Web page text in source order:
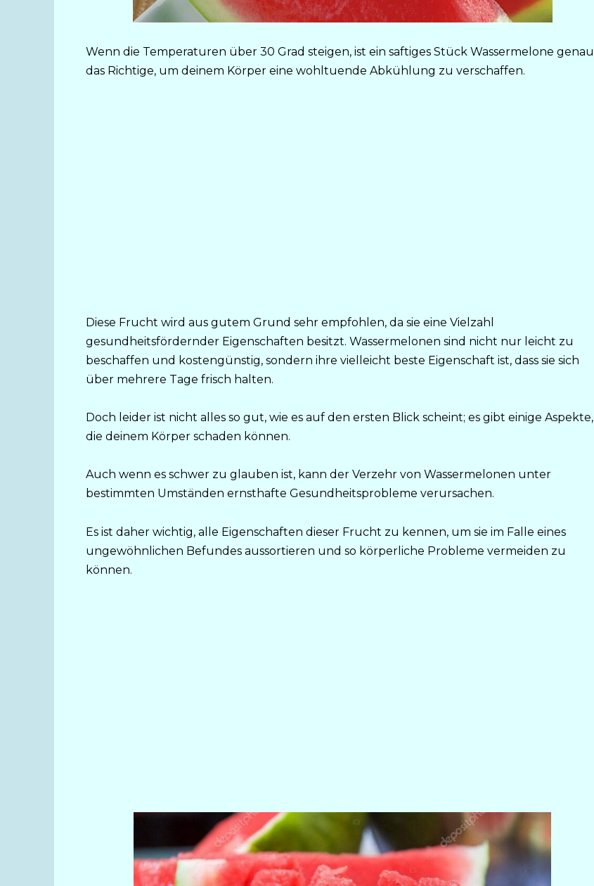
Wenn die Temperaturen über 30 Grad steigen, ist ein saftiges Stück Wassermelone genau
das Richtige, um deinem Körper eine wohltuende Abkühlung zu verschaffen.
Diese Frucht wird aus gutem Grund sehr empfohlen, da sie eine Vielzahl
gesundheitsfördernder Eigenschaften besitzt. Wassermelonen sind nicht nur leicht zu
beschaffen und kostengünstig, sondern ihre vielleicht beste Eigenschaft ist, dass sie sich
über mehrere Tage frisch halten.
Doch leider ist nicht alles so gut, wie es auf den ersten Blick scheint; es gibt einige Aspekte,
die deinem Körper schaden können.
Auch wenn es schwer zu glauben ist, kann der Verzehr von Wassermelonen unter
bestimmten Umständen ernsthafte Gesundheitsprobleme verursachen.
Es ist daher wichtig, alle Eigenschaften dieser Frucht zu kennen, um sie im Falle eines
ungewöhnlichen Befundes aussortieren und so körperliche Probleme vermeiden zu
können.